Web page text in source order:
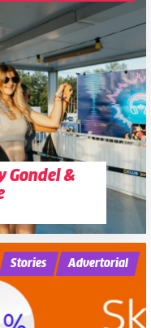
Gondel &
Stories Advertorial